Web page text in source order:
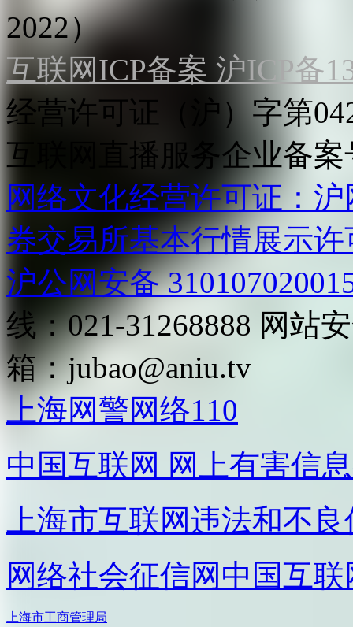
2022）
互联网ICP备案 沪ICP备
经营许可证（沪）字第
互联网直播服务企业备案
网络文化经营许可证：
券交易所基本行情展示许
沪公网安备
线：021-31268888 网站
箱：jubao@aniu.tv
上海网警网络110
中国互联网 网上有害信
上海市互联网违法和不
网络社会征信网 中国互
上海市工商管理局